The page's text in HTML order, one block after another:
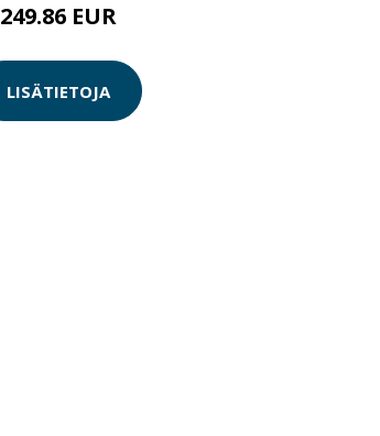
249.86 EUR
LISÄTIETOJA